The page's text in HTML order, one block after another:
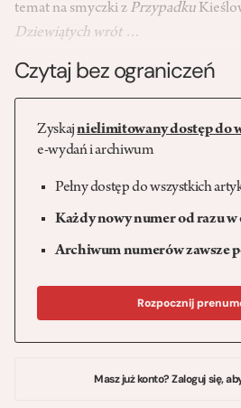
temat na smyczki z Przypadku
Dziewiątych wrót …
Czytaj bez ograniczeń
Zyskajnielimitowany dostęp do
e-wydań i archiwum
Pełny dostęp do wszystkich
Każdy nowy numer od razu
Archiwum numerów zawsze
Rozpocznij
Masz już konto? Zaloguj się,